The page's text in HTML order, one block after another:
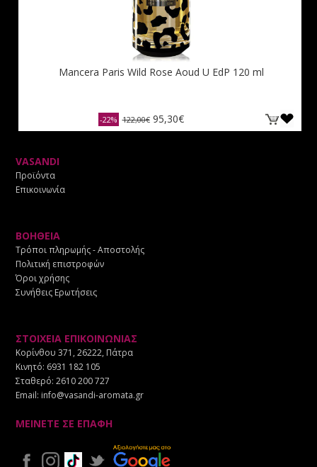
Mancera Paris Wild Rose Aoud U EdP 120 ml
-22% 122,00€ 95,30€
VASANDI
Προϊόντα
Επικοινωνία
ΒΟΗΘΕΙΑ
Τρόποι πληρωμής - Αποστολής
Πολιτική επιστροφών
Όροι χρήσης
Συνήθεις Ερωτήσεις
ΣΤΟΙΧΕΙΑ ΕΠΙΚΟΙΝΩΝΙΑΣ
Κορίνθου 371, 26222, Πάτρα
Κινητό: 6931 182 105
Σταθερό:2610 200 727
Email: info@vasandi-aromata.gr
ΜΕΙΝΕΤΕ ΣΕ ΕΠΑΦΗ